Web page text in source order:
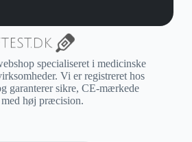
specialiseret i medicinske
Vi er registreret hos
garanterer sikre, CE-mærkede
høj præcision.